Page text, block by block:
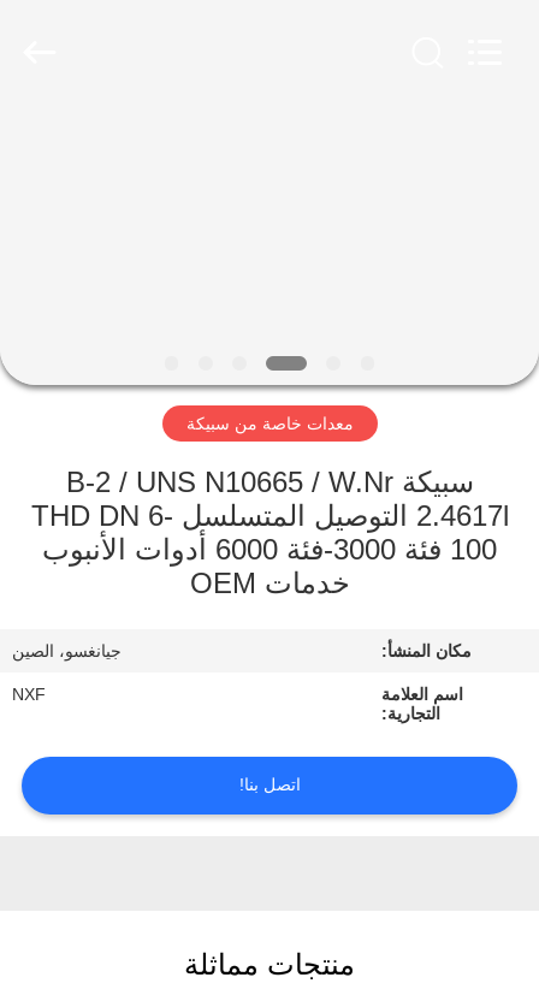
جولة
في
مراقبة
الجودة
أخبار
اطلب
معدات خاصة من سبيكة
سبيكة B-2 / UNS N10665 / W.Nr
2.4617l التوصيل المتسلسل THD DN 6-
100 فئة 3000-فئة 6000 أدوات الأنبوب
خدمات OEM
مكان المنشأ: جيانغسو، الصين
اسم العلامة
التجارية:
NXF
اتصل بنا!
منتجات مماثلة